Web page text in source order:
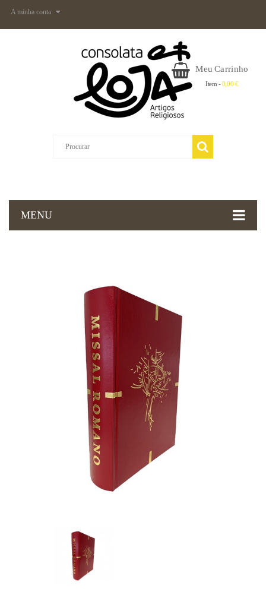
A minha conta
Meu Carrinho
Item - 0,00 €
MENU